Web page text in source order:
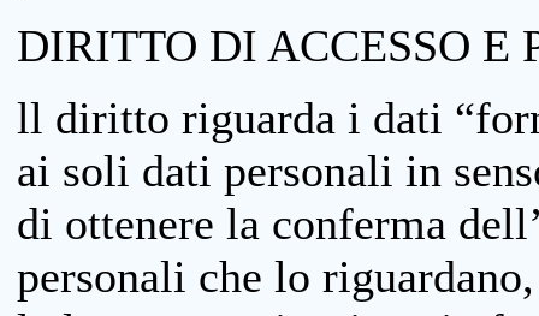
DIRITTO DI ACCESSO
ll diritto riguarda i dati
ai soli dati personali in
di ottenere la conferma
personali che lo